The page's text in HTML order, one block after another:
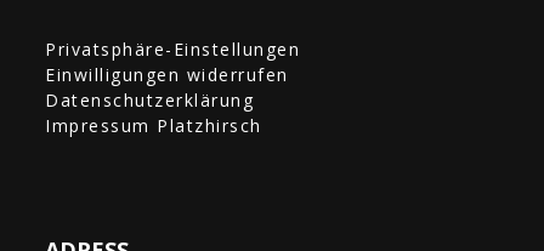
Privatsphäre-Einstellungen
Einwilligungen widerrufen
Datenschutzerklärung
Impressum Platzhirsch